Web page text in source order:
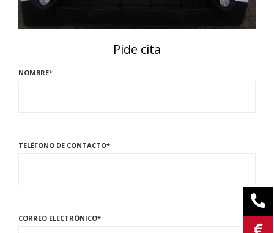
Pide cita
NOMBRE*
TELÉFONO DE CONTACTO*
CORREO ELECTRÓNICO*